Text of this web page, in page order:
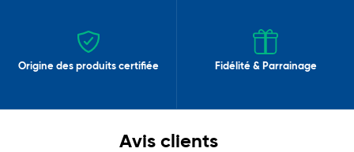
Origine des produits certifiée Fidélité & Parrainage
Avis clients